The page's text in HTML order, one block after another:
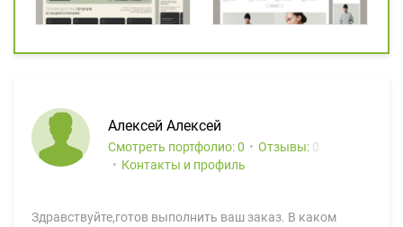
Алексей Алексей
Смотреть портфолио: 0 Отзывы: 0
Контакты и профиль
Здравствуйте,готов выполнить ваш заказ. В каком